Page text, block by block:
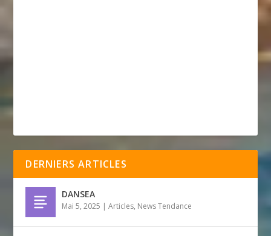
DERNIERS ARTICLES
DANSEA
Mai 5, 2025 |Articles, News Tendance